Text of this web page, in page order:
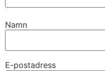
Namn
E-postadress